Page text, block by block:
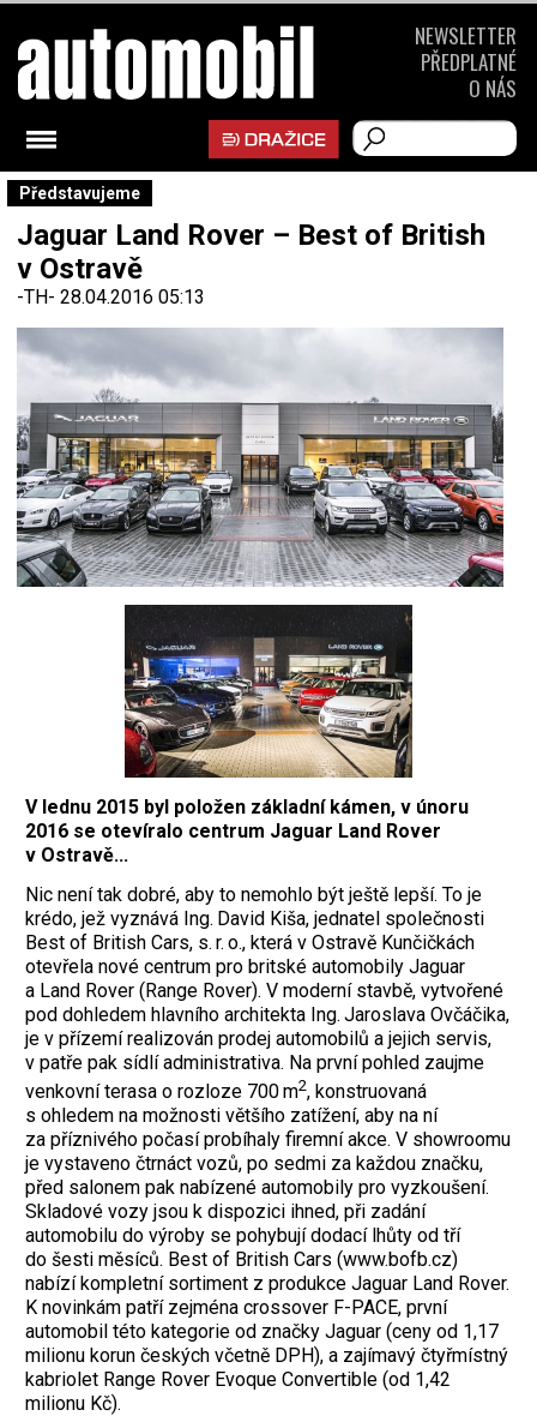
Představujeme
Jaguar Land Rover – Best of British
v Ostravě
-TH- 28.04.2016 05:13
V lednu 2015 byl položen základní kámen, v únoru
2016 se otevíralo centrum Jaguar Land Rover
v Ostravě...
Nic není tak dobré, aby to nemohlo být ještě lepší. To je
krédo, jež vyznává Ing. David Kiša, jednatel společnosti
Best of British Cars, s. r. o., která v Ostravě Kunčičkách
otevřela nové centrum pro britské automobily Jaguar
a Land Rover (Range Rover). V moderní stavbě, vytvořené
pod dohledem hlavního architekta Ing. Jaroslava Ovčáčika,
je v přízemí realizován prodej automobilů a jejich servis,
v patře pak sídlí administrativa. Na první pohled zaujme
venkovní terasa o rozloze 700 m2, konstruovaná
s ohledem na možnosti většího zatížení, aby na ní
za příznivého počasí probíhaly firemní akce. V showroomu
je vystaveno čtrnáct vozů, po sedmi za každou značku,
před salonem pak nabízené automobily pro vyzkoušení.
Skladové vozy jsou k dispozici ihned, při zadání
automobilu do výroby se pohybují dodací lhůty od tří
do šesti měsíců. Best of British Cars (www.bofb.cz)
nabízí kompletní sortiment z produkce Jaguar Land Rover.
K novinkám patří zejména crossover F-PACE, první
automobil této kategorie od značky Jaguar (ceny od 1,17
milionu korun českých včetně DPH), a zajímavý čtyřmístný
kabriolet Range Rover Evoque Convertible (od 1,42
milionu Kč).
NEWSLETTER
PŘEDPLATNÉ
O NÁS